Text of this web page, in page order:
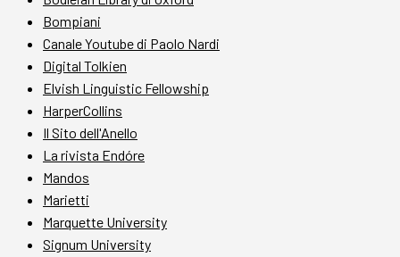
Bompiani
Canale Youtube di Paolo Nardi
Digital Tolkien
Elvish Linguistic Fellowship
HarperCollins
Il Sito dell'Anello
La rivista Endóre
Mandos
Marietti
Marquette University
Signum University